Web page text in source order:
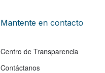
Mantente en contacto
Centro de Transparencia
Contáctanos